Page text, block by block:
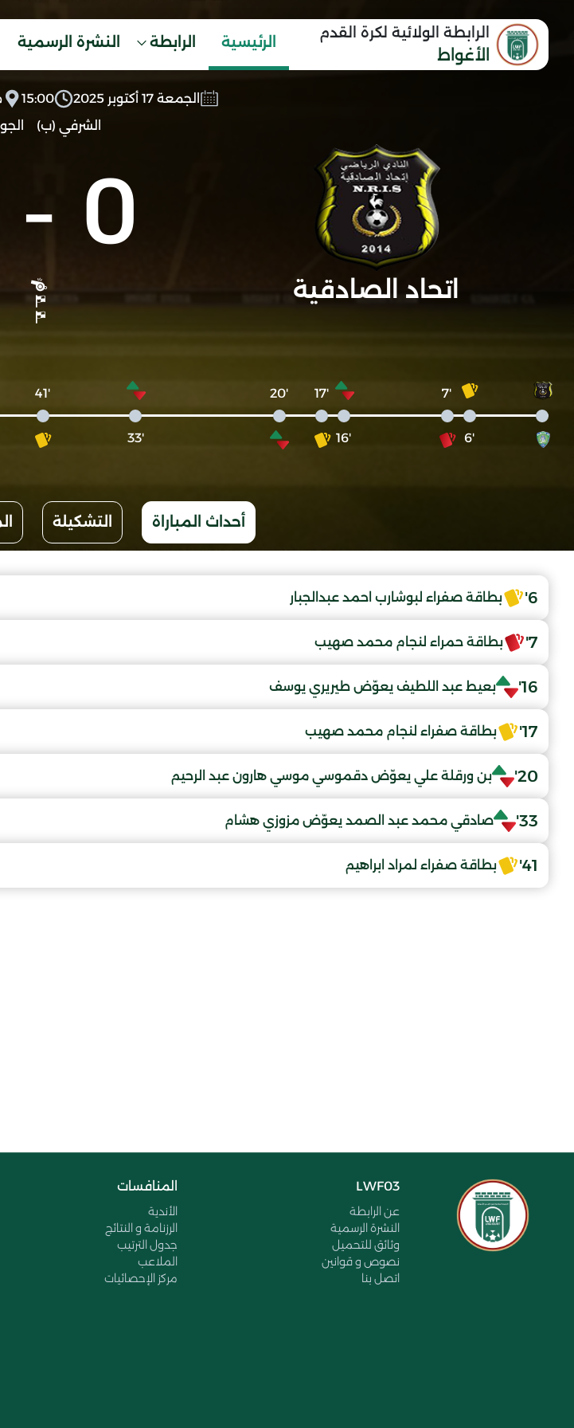
الرابطة الولائية لكرة القدم
الأغواط
الرئيسية الرابطة النشرة الرسمية
الجمعة 17 أكتوبر 2025 15:00
الشرفي (ب)
اتحاد الصادقية
0
-
'6
'7
'16
'17
'20
'33
'41
أحداث المباراة التشكيلة
6' بطاقة صفراء لبوشارب احمد عبدالجبار
7' بطاقة حمراء لنجام محمد صهيب
16' بعيط عبد اللطيف يعوّض طيريري يوسف
17' بطاقة صفراء لنجام محمد صهيب
20' بن ورقلة علي يعوّض دقموسي موسي هارون عبد الرحيم
33' صادقي محمد عبد الصمد يعوّض مزوزي هشام
41' بطاقة صفراء لمراد ابراهيم
LWF03
عن الرابطة
النشرة الرسمية
وثائق للتحميل
نصوص و قوانين
اتصل بنا
المنافسات
الأندية
الرزنامة و النتائج
جدول الترتيب
الملاعب
مركز الإحصائيات